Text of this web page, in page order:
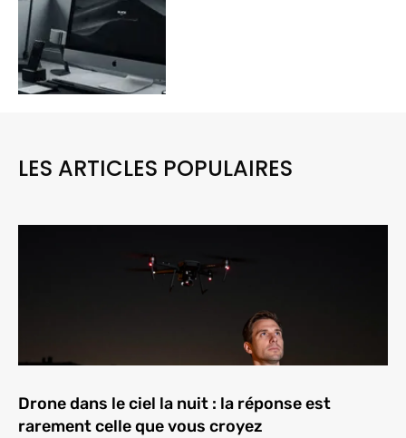
LES ARTICLES POPULAIRES
Drone dans le ciel la nuit : la réponse est
rarement celle que vous croyez